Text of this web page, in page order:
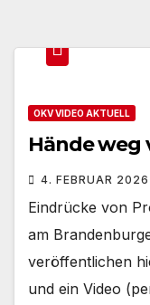
OKV VIDEO AKTUELL
Hände weg
4. FEBRUAR 2026
Eindrücke von
am
veröffentlichen
und ein Video